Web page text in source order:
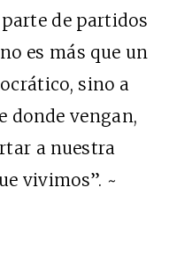
de partidos
es más que un
sino a
donde vengan,
a nuestra
vivimos”. ~